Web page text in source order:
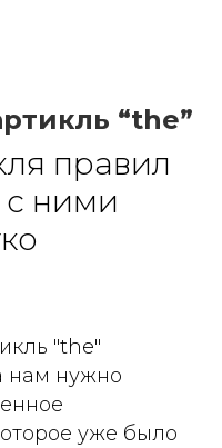
“the”
правил
с ними
"the"
нам нужно
уже было